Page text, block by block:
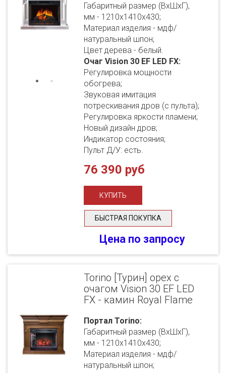
Габаритный размер (ВхШхГ),
мм - 1210х1410х430;
Материал изделия - мдф/
натуральный шпон;
Цвет дерева - белый.
Очаг Vision 30 EF LED FX:
Регулировка мощности
обогрева;
Звуковая имитация
потрескивания дров (с пульта);
Регулировка яркости пламени;
Новый дизайн дров;
Индикатор состояния;
Пульт Д/У: есть.
76 390 руб
БЫСТРАЯ ПОКУПКА
Цена по запросу
Torino [Турин] орех с
очагом Vision 30 EF LED
FX - камин Royal Flame
Портал Torino:
Габаритный размер (ВхШхГ),
мм - 1210х1410х430;
Материал изделия - мдф/
натуральный шпон;